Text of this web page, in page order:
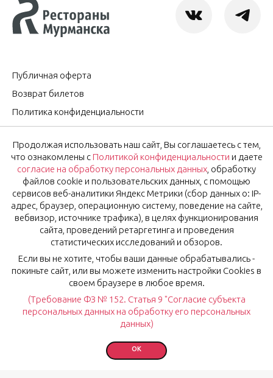
Публичная оферта
Возврат билетов
Политика конфиденциальности
Согласие на обработку персональных данных
Оставить отзыв
Подписаться на новости OK
Нажимая на кнопку «Ok», вы соглашаетесь с Политикой
конфиденциальности
и даёте согласие
на обработку
персональных данных.
© Рестораны Мурманска 2024, 2026
Продолжая использовать наш сайт, Вы соглашаетесь с тем,
что ознакомлены с Политикой конфиденциальности и даете
согласие на обработку персональных данных , обработку
файлов cookie и пользовательских данных, с помощью
сервисов веб-аналитики Яндекс Метрики (сбор данных о: IP-
адрес, браузер, операционную систему, поведение на сайте,
вебвизор, источнике трафика), в целях функционирования
сайта, проведений ретаргетинга и проведения
статистических исследований и обзоров.
Если вы не хотите, чтобы ваши данные обрабатывались -
покиньте сайт, или вы можете изменить настройки Cookies в
своем браузере в любое время.
(Требование ФЗ № 152. Статья 9 "Согласие субъекта
персональных данных на обработку его персональных
данных)
OK